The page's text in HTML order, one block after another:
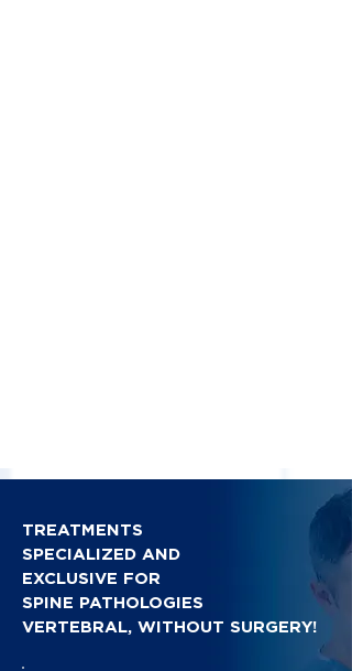
TREATMENTS
SPECIALIZED AND
EXCLUSIVE FOR
SPINE PATHOLOGIES
VERTEBRAL, WITHOUT SURGERY!